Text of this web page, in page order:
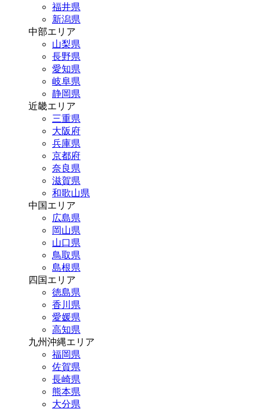
福井県
新潟県
中部エリア
山梨県
長野県
愛知県
岐阜県
静岡県
近畿エリア
三重県
大阪府
兵庫県
京都府
奈良県
滋賀県
和歌山県
中国エリア
広島県
岡山県
山口県
鳥取県
島根県
四国エリア
徳島県
香川県
愛媛県
高知県
九州沖縄エリア
福岡県
佐賀県
長崎県
熊本県
大分県